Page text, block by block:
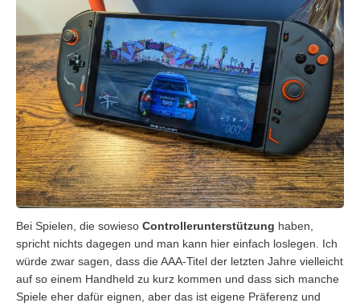
Bei Spielen, die sowieso Controllerunterstützung haben,
spricht nichts dagegen und man kann hier einfach loslegen. Ich
würde zwar sagen, dass die AAA-Titel der letzten Jahre vielleicht
auf so einem Handheld zu kurz kommen und dass sich manche
Spiele eher dafür eignen, aber das ist eigene Präferenz und